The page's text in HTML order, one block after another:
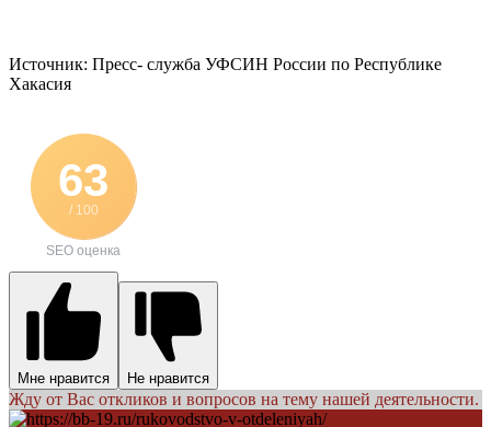
Источник: Пресс- служба УФСИН России по Республике
Хакасия
63
/ 100
SEO оценка
Мне нравится Не нравится
Жду от Вас откликов и вопросов на тему нашей деятельности.